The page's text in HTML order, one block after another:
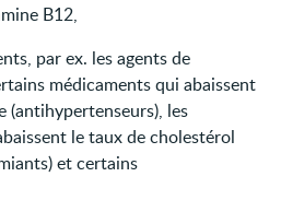
B12,
par ex. les agents de
médicaments qui abaissent
(antihypertenseurs), les
le taux de cholestérol
et certains